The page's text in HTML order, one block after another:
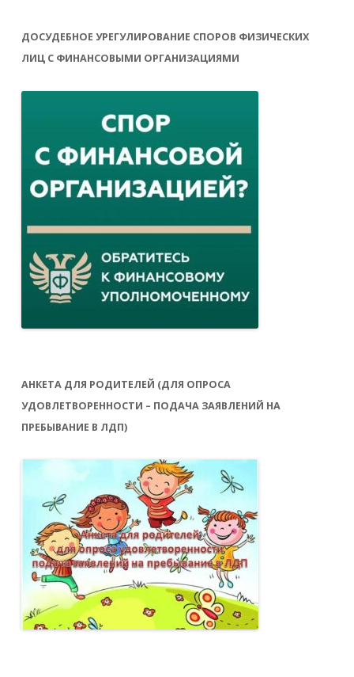
ДОСУДЕБНОЕ УРЕГУЛИРОВАНИЕ СПОРОВ ФИЗИЧЕСКИХ
ЛИЦ С ФИНАНСОВЫМИ ОРГАНИЗАЦИЯМИ
АНКЕТА ДЛЯ РОДИТЕЛЕЙ (ДЛЯ ОПРОСА
УДОВЛЕТВОРЕННОСТИ – ПОДАЧА ЗАЯВЛЕНИЙ НА
ПРЕБЫВАНИЕ В ЛДП)